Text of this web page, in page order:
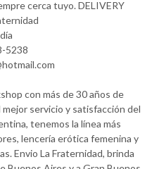
cerca tuyo. DELIVERY
5238
con más de 30 años de
servicio y satisfacción del
tenemos la línea más
lencería erótica femenina y
Envio La Fraternidad, brinda